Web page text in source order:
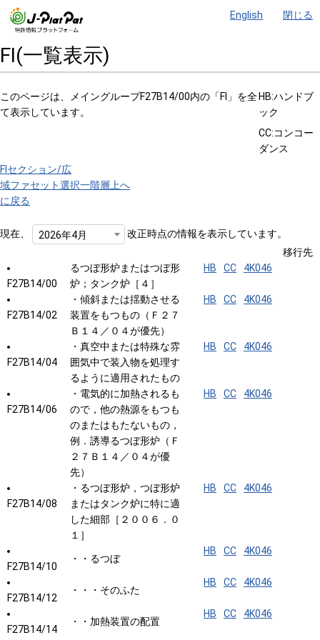
English 閉じる
FI(一覧表示)
このページは、メイングループF27B14/00内の「FI」を全
て表示しています。
HB:ハンドブ
ック
CC:コンコー
ダンス
FIセクション/広
域ファセット選択
に戻る
一階層上へ
現在、 2026年4月
改正時点の情報を表示しています。
移行先
F27B14/00
るつぼ形炉またはつぼ形
炉；タンク炉［４］
HB CC 4K046
F27B14/02
・傾斜または揺動させる
装置をもつもの（Ｆ２７
Ｂ１４／０４が優先）
HB CC 4K046
F27B14/04
・真空中または特殊な雰
囲気中で装入物を処理す
るように適用されたもの
HB CC 4K046
F27B14/06
・電気的に加熱されるも
ので，他の熱源をもつも
のまたはもたないもの，
例．誘導るつぼ形炉（Ｆ
２７Ｂ１４／０４が優
先）
HB CC 4K046
F27B14/08
・るつぼ形炉，つぼ形炉
またはタンク炉に特に適
した細部［２００６．０
１］
HB CC 4K046
F27B14/10
・・るつぼ
HB CC 4K046
F27B14/12
・・・そのふた
HB CC 4K046
F27B14/14
・・加熱装置の配置
HB CC 4K046